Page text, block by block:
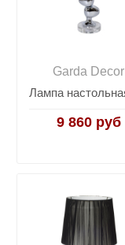
Garda Decor
9 860 руб